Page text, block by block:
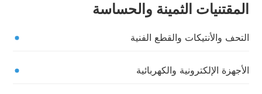
المقتنيات الثمينة والحساسة
التحف والأنتيكات والقطع الفنية
الأجهزة الإلكترونية والكهربائية